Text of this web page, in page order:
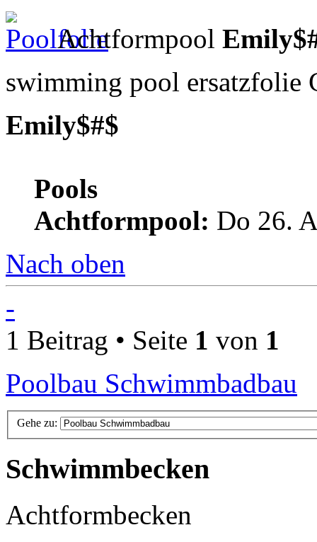
Achtformpool
swimming pool ersatzfolie
Emily$#$
Pools
Achtformpool: Do 26.
Nach oben
-
1 Beitrag • Seite 1 von 1
Poolbau Schwimmbadbau
Gehe zu:
Schwimmbecken
Achtformbecken